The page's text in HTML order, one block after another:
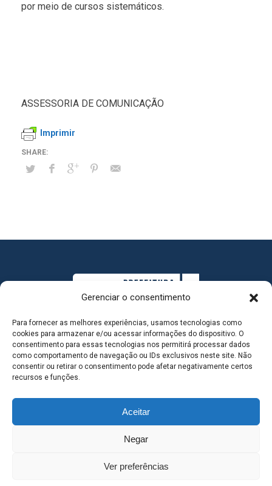
Gerenciar o consentimento
Para fornecer as melhores experiências, usamos tecnologias como
cookies para armazenar e/ou acessar informações do dispositivo. O
consentimento para essas tecnologias nos permitirá processar dados
como comportamento de navegação ou IDs exclusivos neste site. Não
consentir ou retirar o consentimento pode afetar negativamente certos
recursos e funções.
Aceitar
Negar
Ver preferências
por meio de cursos sistemáticos.
ASSESSORIA DE COMUNICAÇÃO
Imprimir
MAPA DO SITE
SEDE DO ADMINISTRATIVO MUNICIPAL - Avenida